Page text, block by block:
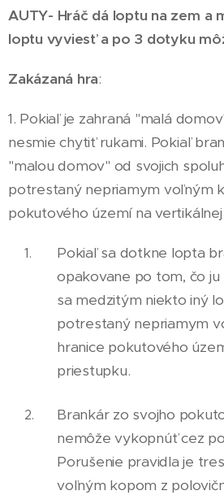
AUTY- Hráč dá loptu na zem a
loptu vyviesť a po 3 dotyku
Zakázaná hra:
1. Pokiaľ je zahraná "malá
nesmie chytiť rukami. Pokiaľ
"malou domov" od svojich
potrestaný nepriamym voľným
pokutového území na
Pokiaľ sa dotkne lopta
opakovane po tom, čo ju
sa medzitým niekto iný
potrestaný nepriamym
hranice pokutového
priestupku.
Brankár zo svojho
nemôže vykopnúť cez
Porušenie pravidla je
voľným kopom z